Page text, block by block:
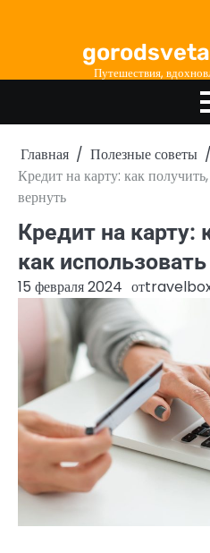
Путешествия,
Главная
Полезные советы
Кредит на карту: как
вернуть
Кредит на карту:
как
15 февраля 2024 от